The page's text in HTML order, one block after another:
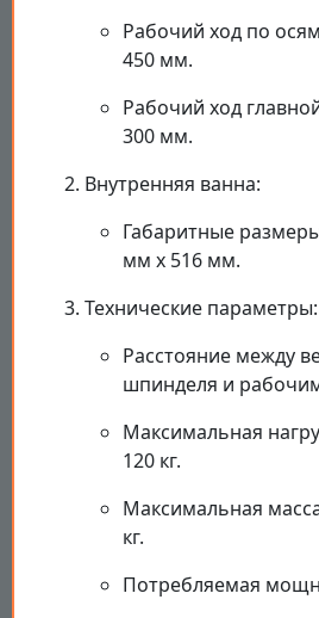
Рабочий ход по
450 мм.
Рабочий ход
300 мм.
Внутренняя ванна:
Габаритные
мм x 516 мм.
Технические параметры:
Расстояние между
шпинделя и
Максимальная
120 кг.
Максимальная
кг.
Потребляемая